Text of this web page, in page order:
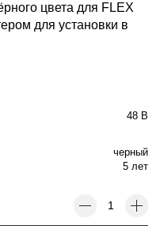
цвета для FLEX
для установки в
48 В
черный
5 лет